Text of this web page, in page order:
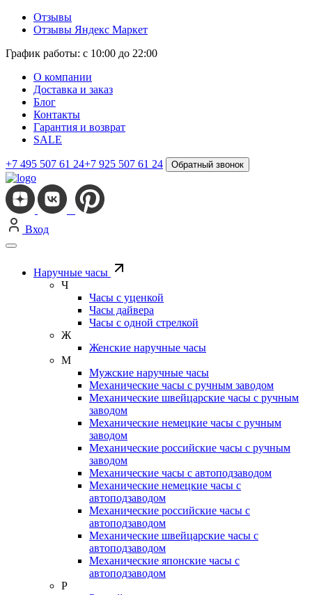
Отзывы
Отзывы Яндекс Маркет
График работы: с 10:00 до 22:00
О компании
Доставка и заказ
Блог
Контакты
Гарантия и возврат
SALE
+7 495 507 61 24+7 925 507 61 24 Обратный звонок
Вход
Наручные часы
Ч
Часы с уценкой
Часы дайвера
Часы с одной стрелкой
Ж
Женские наручные часы
М
Мужские наручные часы
Механические часы с ручным заводом
Механические швейцарские часы с ручным
заводом
Механические немецкие часы с ручным
заводом
Механические российские часы с ручным
заводом
Механические часы с автоподзаводом
Механические немецкие часы с
автоподзаводом
Механические российские часы с
автоподзаводом
Механические швейцарские часы с
автоподзаводом
Механические японские часы с
автоподзаводом
Р